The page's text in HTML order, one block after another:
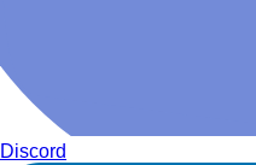
Discord